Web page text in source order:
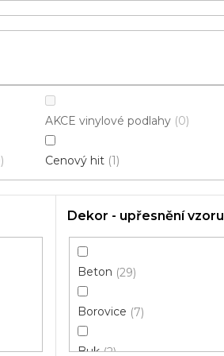
AKCE vinylové podlahy 0
Cenový hit 1
Dekor - upřesnění vzoru
Beton 29
Borovice 7
Buk 2